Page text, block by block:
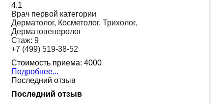
4.1
Врач первой категории
Дерматолог, Косметолог, Трихолог,
Дерматовенеролог
Стаж: 9
+7 (499) 519-38-52
Стоимость приема: 4000
Подробнее...
Последний отзыв
Последний отзыв